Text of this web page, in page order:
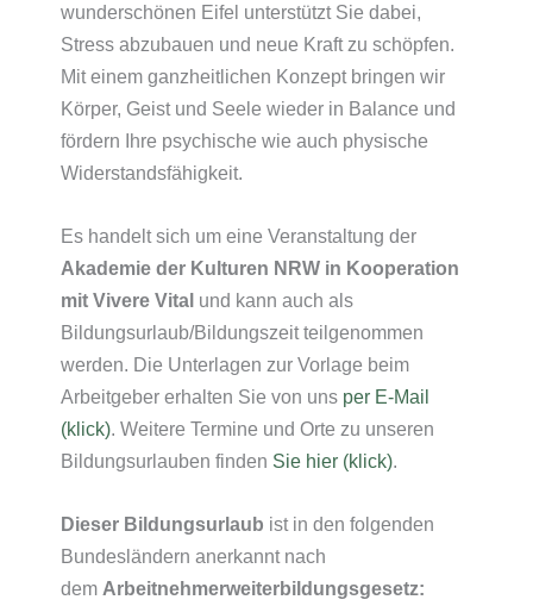
wunderschönen Eifel unterstützt Sie dabei,
Stress abzubauen und neue Kraft zu schöpfen.
Mit einem ganzheitlichen Konzept bringen wir
Körper, Geist und Seele wieder in Balance und
fördern Ihre psychische wie auch physische
Widerstandsfähigkeit.
Es handelt sich um eine Veranstaltung der
Akademie der Kulturen NRW in Kooperation
mit Vivere Vital und kann auch als
Bildungsurlaub/Bildungszeit teilgenommen
werden. Die Unterlagen zur Vorlage beim
Arbeitgeber erhalten Sie von uns per E-Mail
(klick). Weitere Termine und Orte zu unseren
Bildungsurlauben finden Sie hier (klick).
Dieser Bildungsurlaub ist in den folgenden
Bundesländern anerkannt nach
dem Arbeitnehmerweiterbildungsgesetz: